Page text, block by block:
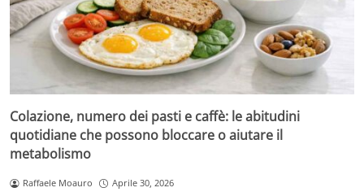
Colazione, numero dei pasti e caffè: le abitudini
quotidiane che possono bloccare o aiutare il
metabolismo
Raffaele Moauro Aprile 30, 2026